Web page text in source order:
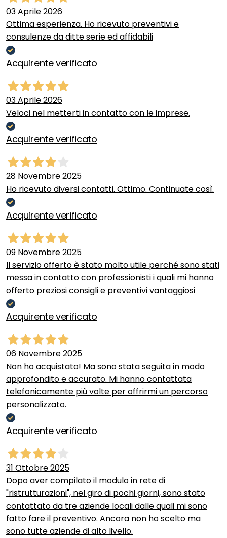
03 Aprile 2026
Ottima esperienza. Ho ricevuto preventivi e
consulenze da ditte serie ed affidabili
Acquirente verificato
03 Aprile 2026
Veloci nel metterti in contatto con le imprese.
Acquirente verificato
28 Novembre 2025
Ho ricevuto diversi contatti. Ottimo. Continuate così.
Acquirente verificato
09 Novembre 2025
Il servizio offerto è stato molto utile perché sono stati
messa in contatto con professionisti i quali mi hanno
offerto preziosi consigli e preventivi vantaggiosi
Acquirente verificato
06 Novembre 2025
Non ho acquistato! Ma sono stata seguita in modo
approfondito e accurato. Mi hanno contattata
telefonicamente più volte per offrirmi un percorso
personalizzato.
Acquirente verificato
31 Ottobre 2025
Dopo aver compilato il modulo in rete di
"ristrutturazioni", nel giro di pochi giorni, sono stato
contattato da tre aziende locali dalle quali mi sono
fatto fare il preventivo. Ancora non ho scelto ma
sono tutte aziende di alto livello.